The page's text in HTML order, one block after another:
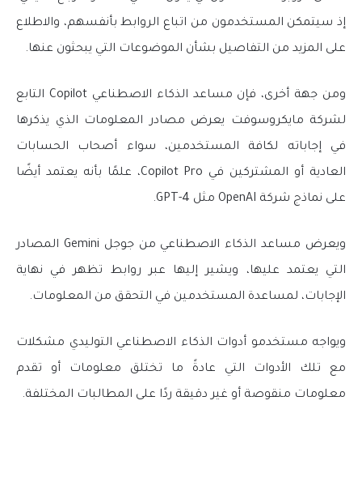
إذ سيتمكن المستخدمون من اتباع الروابط بأنفسهم، والاطلاع
على المزيد من التفاصيل بشأن الموضوعات التي يبحثون عنها.
ومن جهة أخرى، فإن مساعد الذكاء الاصطناعي Copilot التابع
لشركة مايكروسوفت يعرض مصادر المعلومات الذي يذكرها
في إجاباته لكافة المستخدمين، سواء أصحاب الحسابات
العادية أو المشتركين في Copilot Pro، علمًا بأنه يعتمد أيضًا
على نماذج شركة OpenAI مثل GPT-4.
ويعرض مساعد الذكاء الاصطناعي من جوجل Gemini المصادر
التي يعتمد عليها، ويشير إليها عبر روابط تظهر في نهاية
الإجابات، لمساعدة المستخدمين في التحقق من المعلومات.
ويواجه مستخدمو أدوات الذكاء الاصطناعي التوليدي مشكلات
مع تلك الأدوات التي عادةً ما تختلق معلومات أو تقدم
معلومات منقوصة أو غير دقيقة ردًا على المطالبات المختلفة.